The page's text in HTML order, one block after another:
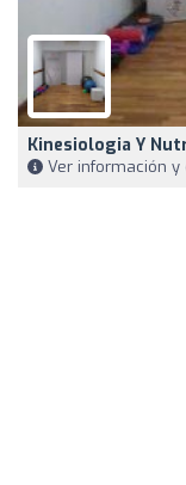
Kinesiologia Y
Ver información y